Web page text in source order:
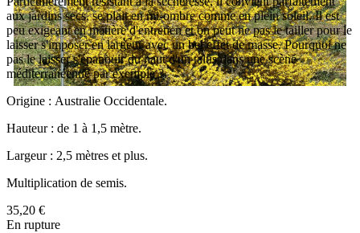
aux jardins secs, se plait en mi-ombre comme en plein soleil. Il est
peu exigeant en matière d'entretien et on peut ne pas le tailler pour le
laisser s'imposer en largeur avec un bel effet de masse. Pourquoi ne
pas le laisser s'épanouir du haut d'un talus dans une scène
méditerranéenne par exemple ?
Origine : Australie Occidentale.
Hauteur : de 1 à 1,5 mètre.
Largeur : 2,5 mètres et plus.
Multiplication de semis.
35,20 €
En rupture